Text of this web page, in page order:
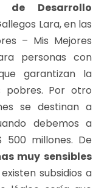
Desarrollo
Lara, en las
– Mis Mejores
personas con
garantizan la
pobres. Por otro
se destinan a
debemos a
500 millones. De
muy sensibles
subsidios a